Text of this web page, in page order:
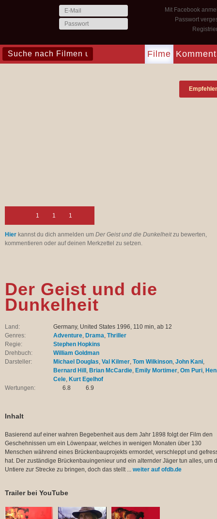
Mit Facebook
Passwort
Filme
1 1 1
Hier kannst du dich anmelden um Der Geist und die Dunkelheitzu bewerten,
kommentieren oder auf deinen Merkzettel zu setzen.
Der Geist und die
Dunkelheit
Land:
Germany, United States 1996, 110 min, ab 12
Genres:
Adventure, Drama, Thriller
Regie:
Stephen Hopkins
Drehbuch:
William Goldman
Darsteller:
Michael Douglas, Val Kilmer, Tom Wilkinson, John Kani,
Bernard Hill , Brian McCardie, Emily Mortimer, Om Puri,
Cele, Kurt Egelhof
Wertungen:
6.8 6.9
Inhalt
Basierend auf einer wahren Begebenheit aus dem Jahr 1898 folgt der Film den
Geschehnissen um ein Löwenpaar, welches in wenigen Monaten über 130
Menschen während eines Brückenbauprojekts ermordet, verschleppt und
hat. Der zuständige Brückenbauingenieur und ein alternder Jäger tun alles, um
Untiere zur Strecke zu bringen, doch das stellt ... weiter auf ofdb.de
Trailer bei YouTube